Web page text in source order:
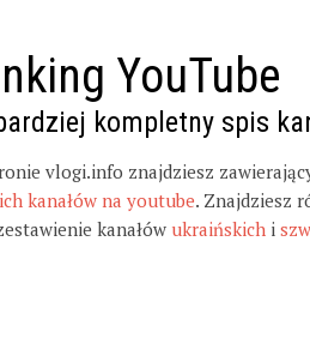
YouTube
kompletny spis
vlogi.info znajdziesz
kanałów na youtube. Znajdziesz
kanałów ukraińskich i